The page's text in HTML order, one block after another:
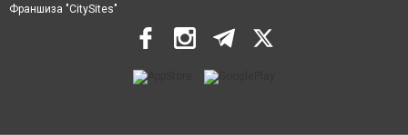
Франшиза "CitySites"